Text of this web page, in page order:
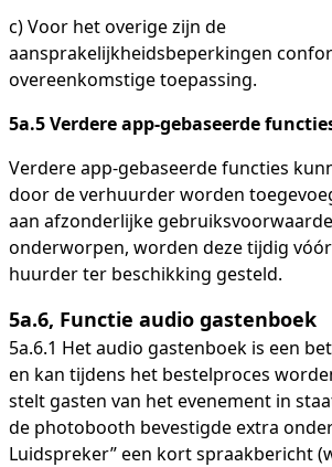
c) Voor het overige zijn de
aansprakelijkheidsbeperkingen
overeenkomstige toepassing.
5a.5 Verdere app-gebaseerde
Verdere app-gebaseerde functies
door de verhuurder worden
aan afzonderlijke
onderworpen, worden deze tijdig
huurder ter beschikking gesteld.
5a.6, Functie audio gastenboek
5a.6.1 Het audio gastenboek is een
en kan tijdens het bestelproces
stelt gasten van het evenement in
de photobooth bevestigde extra
Luidspreker” een kort spraakbericht